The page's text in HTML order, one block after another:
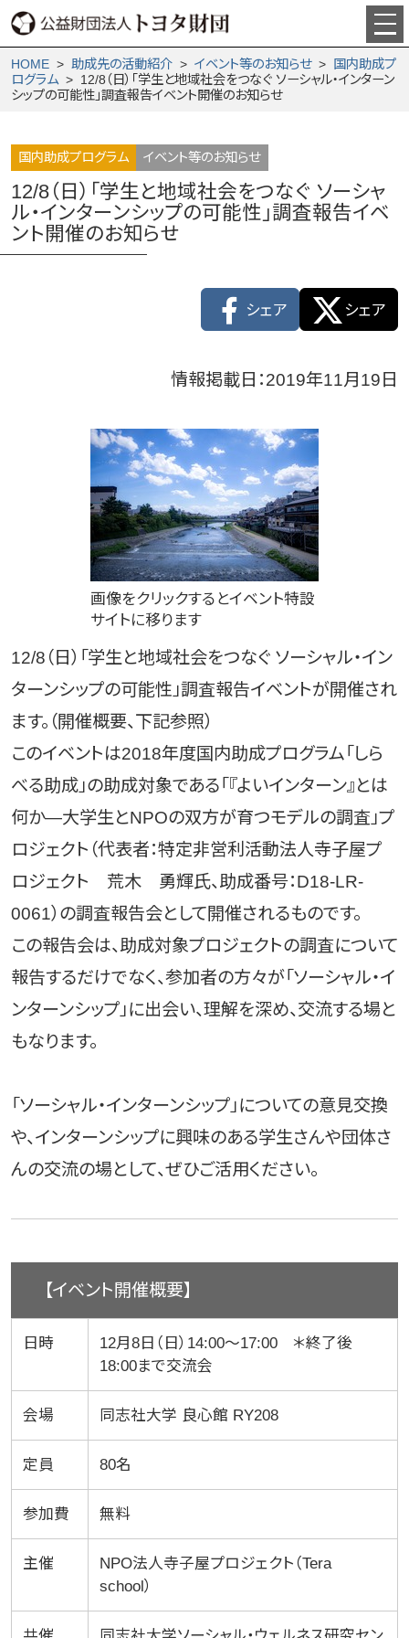
HOME> 助成先の活動紹介> イベント等のお知らせ> 国内助成プ
ログラム> 12/8（日）「学生と地域社会をつなぐ ソーシャル・インターン
シップの可能性」調査報告イベント開催のお知らせ
国内助成プログラム イベント等のお知らせ
12/8（日）「学生と地域社会をつなぐ ソーシャ
ル・インターンシップの可能性」調査報告イベ
ント開催のお知らせ
シェア シェア
情報掲載日：2019年11月19日
画像をクリックするとイベント特設
サイトに移ります
12/8（日）「学生と地域社会をつなぐ ソーシャル・イン
ターンシップの可能性」調査報告イベントが開催され
ます。（開催概要、下記参照）
このイベントは2018年度国内助成プログラム「しら
べる助成」の助成対象である「『よいインターン』とは
何か―大学生とNPOの双方が育つモデルの調査」プ
ロジェクト（代表者：特定非営利活動法人寺子屋プ
ロジェクト 荒木 勇輝氏、助成番号：D18-LR-
0061）の調査報告会として開催されるものです。
この報告会は、助成対象プロジェクトの調査について
報告するだけでなく、参加者の方々が「ソーシャル・イ
ンターンシップ」に出会い、理解を深め、交流する場と
もなります。
「ソーシャル・インターンシップ」についての意見交換
や、インターンシップに興味のある学生さんや団体さ
んの交流の場として、ぜひご活用ください。
【イベント開催概要】
日時
12月8日（日）14:00～17:00 ＊終了後
18:00まで交流会
会場 同志社大学 良心館 RY208
定員 80名
参加費 無料
主催
NPO法人寺子屋プロジェクト（Tera
school）